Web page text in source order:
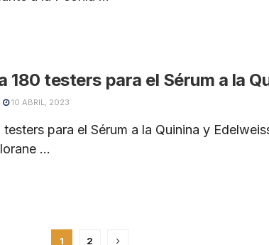
180 testers para el Sérum a la
10 ABRIL, 2023
testers para el Sérum a la Quinina y
...
1 2